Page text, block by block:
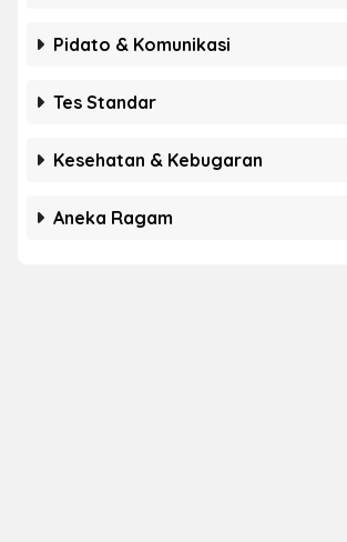
Pidato & Komunikasi
Tes Standar
Kesehatan & Kebugaran
Aneka Ragam